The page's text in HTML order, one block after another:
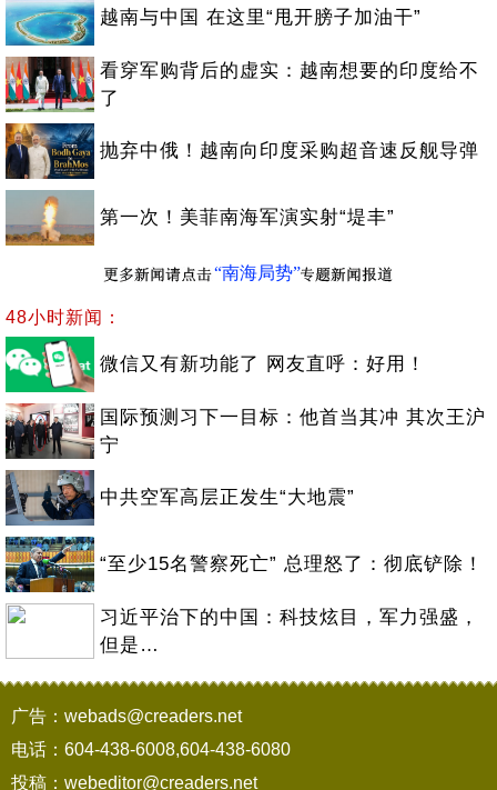
越南与中国 在这里“甩开膀子加油干”
看穿军购背后的虚实：越南想要的印度给不
了
抛弃中俄！越南向印度采购超音速反舰导弹
第一次！美菲南海军演实射“堤丰”
“南海局势”
48小时新闻：
微信又有新功能了 网友直呼：好用！
国际预测习下一目标：他首当其冲 其次王沪
宁
中共空军高层正发生“大地震”
“至少15名警察死亡” 总理怒了：彻底铲除！
习近平治下的中国：科技炫目，军力强盛，
但是…
广告：webads@creaders.net
电话：604-438-6008,604-438-6080
投稿：webeditor@creaders.net